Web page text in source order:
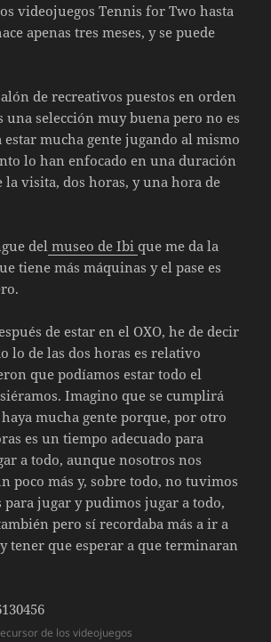
videojuegos Tennis for Two hasta
apenas tres meses, y se puede
de recreativos puestos en orden
una selección muy buena pero no es
estar mucha gente jugando al mismo
lo han enfocado en una duración
la visita, dos horas, y una hora de
del museo de Ibi que me da la
tiene más máquinas y el pase es
de estar en el OXO, he de decir
lo de las dos horas es relativo
que podíamos estar todo el
Imagino que se cumplirá
mucha gente porque, por otro
es un tiempo adecuado para
a todo, aunque nosotros nos
poco más y, sobre todo, no tuvimos
para jugar y pudimos jugar a todo,
pero sí recordaba más a ir a
tener que esperar a que terminaran
de los videojuegos